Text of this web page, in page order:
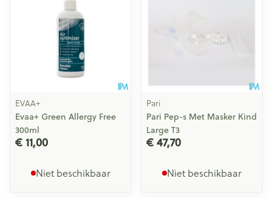
EVAA+
Evaa+ Green Allergy Free
300ml
€ 11,00
Niet beschikbaar
Pari
Pari Pep-s Met Masker Kind
Large T3
€ 47,70
Niet beschikbaar